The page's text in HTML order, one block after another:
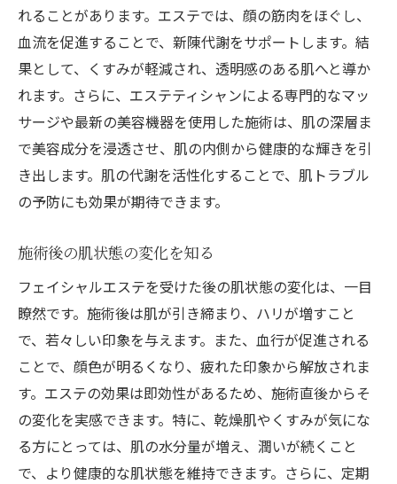
れることがあります。エステでは、顔の筋肉をほぐし、
血流を促進することで、新陳代謝をサポートします。結
果として、くすみが軽減され、透明感のある肌へと導か
れます。さらに、エステティシャンによる専門的なマッ
サージや最新の美容機器を使用した施術は、肌の深層ま
で美容成分を浸透させ、肌の内側から健康的な輝きを引
き出します。肌の代謝を活性化することで、肌トラブル
の予防にも効果が期待できます。
施術後の肌状態の変化を知る
フェイシャルエステを受けた後の肌状態の変化は、一目
瞭然です。施術後は肌が引き締まり、ハリが増すこと
で、若々しい印象を与えます。また、血行が促進される
ことで、顔色が明るくなり、疲れた印象から解放されま
す。エステの効果は即効性があるため、施術直後からそ
の変化を実感できます。特に、乾燥肌やくすみが気にな
る方にとっては、肌の水分量が増え、潤いが続くこと
で、より健康的な肌状態を維持できます。さらに、定期